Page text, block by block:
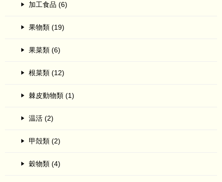
加工食品 (6)
果物類 (19)
果菜類 (6)
根菜類 (12)
棘皮動物類 (1)
温活 (2)
甲殻類 (2)
穀物類 (4)